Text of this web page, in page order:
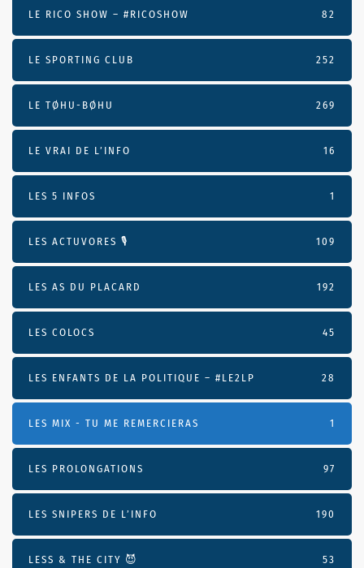
LE RICO SHOW – #RICOSHOW 82
LE SPORTING CLUB 252
LE TØHU-BØHU 269
LE VRAI DE L’INFO 16
LES 5 INFOS 1
LES ACTUVORES 🎙 109
LES AS DU PLACARD 192
LES COLOCS 45
LES ENFANTS DE LA POLITIQUE – #LE2LP 28
LES MIX - TU ME REMERCIERAS 1
LES PROLONGATIONS 97
LES SNIPERS DE L’INFO 190
LESS & THE CITY 😈 53